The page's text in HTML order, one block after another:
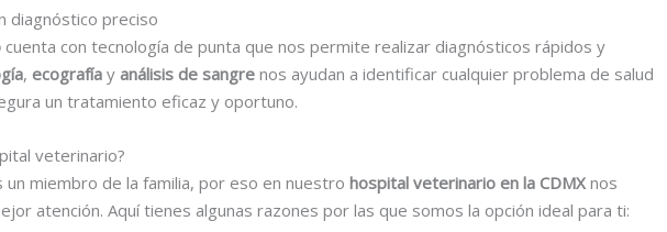
diagnóstico preciso
cuenta con tecnología de punta que nos permite realizar diagnósticos rápidos y
, ecografía y análisis de sangre nos ayudan a identificar cualquier problema de salud
un tratamiento eficaz y oportuno.
veterinario?
miembro de la familia, por eso en nuestro hospital veterinario en la CDMX nos
atención. Aquí tienes algunas razones por las que somos la opción ideal para ti: